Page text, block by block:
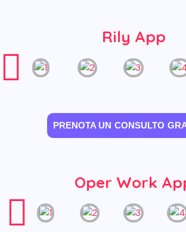
Rily App
PRENOTA UN CONSULTO
Oper Work